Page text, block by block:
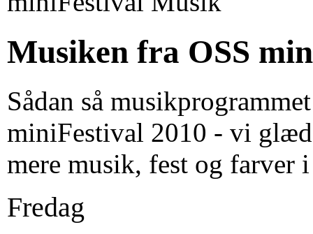
Musiken fra OSS
Sådan så
miniFestival 2010 - vi
mere musik, fest og farver
Fredag